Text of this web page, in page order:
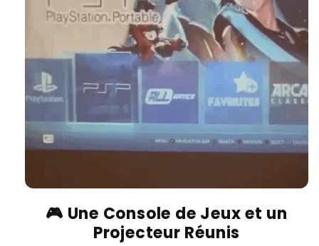
🎮 Une Console de Jeux et un
Projecteur Réunis